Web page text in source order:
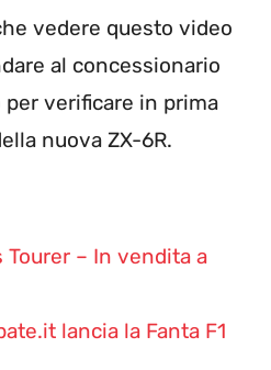
vedere questo video
al concessionario
per verificare in prima
nuova ZX-6R.
Tourer – In vendita a
lancia la Fanta F1